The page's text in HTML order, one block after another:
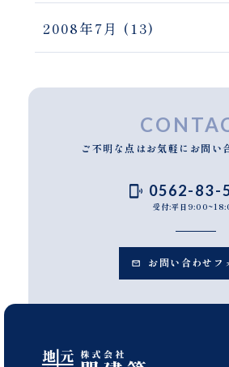
2008年7月 (13)
ご不明な点はお気軽にお問い
0562-83-
受付:平日
お問い合わせフ